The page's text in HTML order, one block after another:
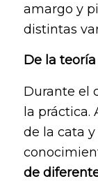
amargo y
distintas
De la
Durante el
la práctica.
de la cata
de